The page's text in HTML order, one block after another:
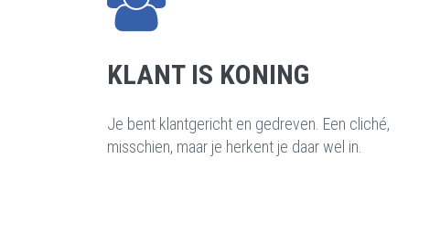
KLANT IS KONING
Je bent klantgericht en gedreven. Een cliché,
misschien, maar je herkent je daar wel in.